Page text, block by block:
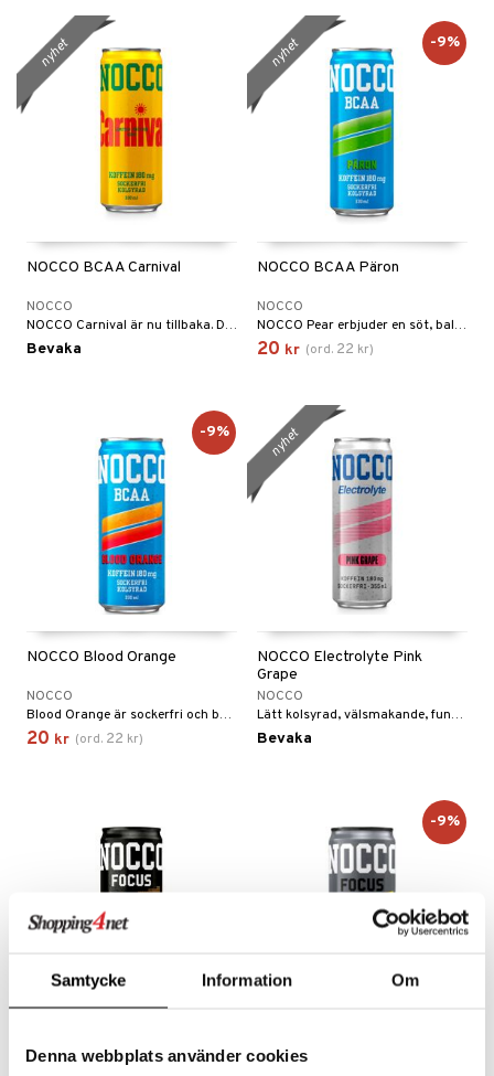
Samtycke Information Om
Denna webbplats använder cookies
NOCCO BCAA Carnival
NOCCO
NOCCO Carnival är nu tillbaka. Den är sockerfri, vegansk och innehåller BCAA, koffein samt vitaminer.
Bevaka
nyhet
NOCCO BCAA Päron
NOCCO
NOCCO Pear erbjuder en söt, balanserad och läskande smak av päron.
20 kr (ord. 22 kr)
nyhet -9%
NOCCO Blood Orange
NOCCO
Blood Orange är sockerfri och berikad med koffein, kalium och magnesium.
20 kr (ord. 22 kr)
-9%
NOCCO Electrolyte Pink
Grape
NOCCO
Lätt kolsyrad, välsmakande, funktionell och sockerfri dryck med viktiga elektrolyter.
Bevaka
nyhet
NOCCO Focus Cola NOCCO Focus Grand Sour
-9%